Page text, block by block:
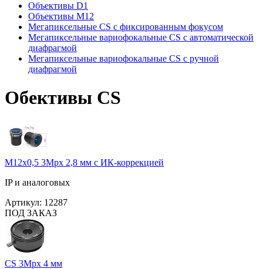
Объективы D1
Объективы M12
Мегапиксельные CS c фиксированным фокусом
Мегапиксельные вариофокальные CS c автоматической
диафрагмой
Мегапиксельные вариофокальные CS c ручной
диафрагмой
Обективы CS
M12x0,5 3Mpx 2,8 мм c ИК-коррекцией
IP и аналоговых
Артикул: 12287
ПОД ЗАКАЗ
CS 3Mpx 4 мм